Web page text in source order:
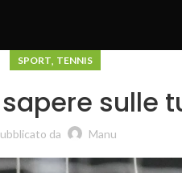
SPORT, TENNIS
sulle
da Manu